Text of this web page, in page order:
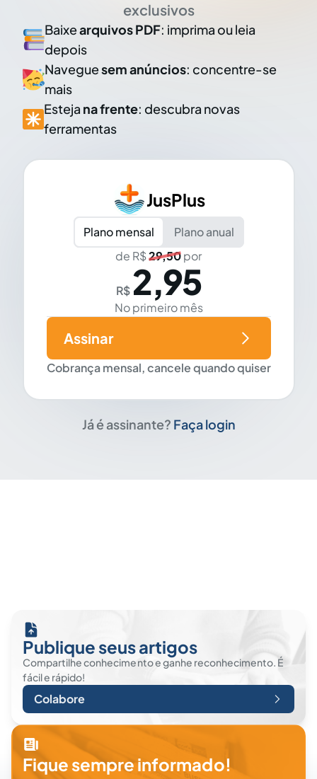
exclusivos
Baixearquivos PDF: imprima ou leia
depois
Naveguesem anúncios: concentre-se
mais
Esteja na frente: descubra novas
ferramentas
JusPlus
Plano mensal
Plano anual
de R$29,50por
R$ 2,95
No primeiro mês
Cobrança mensal, cancele quando quiser
Assinar
Já é assinante? Faça login
Publique seus artigos
Compartilhe conhecimento e ganhe reconhecimento. É
fácil e rápido!
Colabore
Fique sempre informado!